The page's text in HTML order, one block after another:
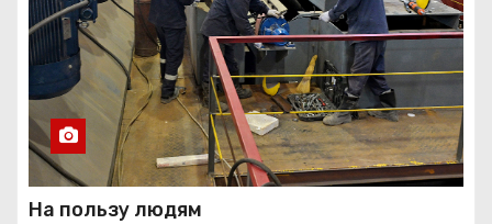
На пользу людям